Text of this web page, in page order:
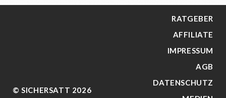
© SICHERSATT 2026
RATGEBER
AFFILIATE
IMPRESSUM
AGB
DATENSCHUTZ